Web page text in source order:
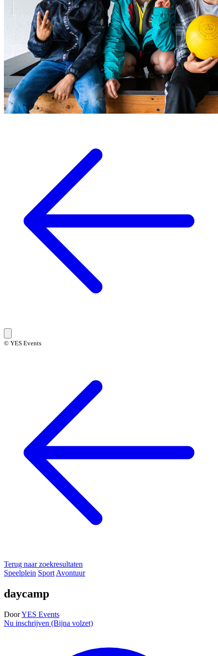
© YES Events
Terug naar zoekresultaten
Speelplein Sport Avontuur
daycamp
DoorYES Events
Nu inschrijven (Bijna volzet)